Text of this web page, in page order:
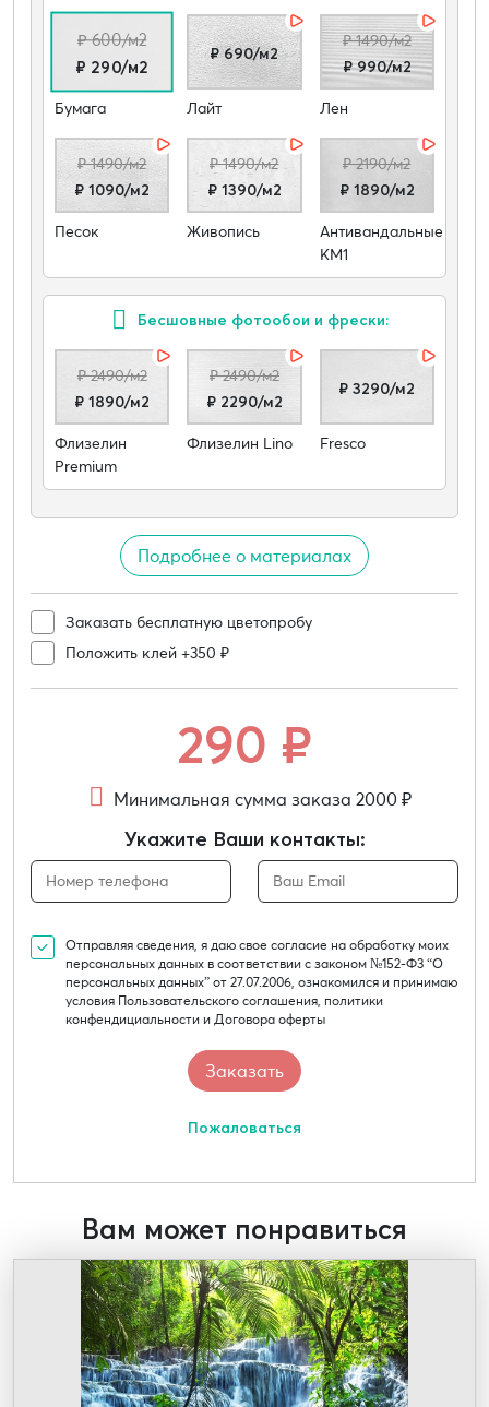
₽ 600/м2
₽ 290/м2
Бумага
₽ 690/м2
Лайт
₽ 1490/м2
₽ 990/м2
Лен
₽ 1490/м2
₽ 1090/м2
Песок
₽ 1490/м2
₽ 1390/м2
Живопись
₽ 2190/м2
₽ 1890/м2
Антивандальные
КМ1
Бесшовные фотообои и фрески:
₽ 2490/м2
₽ 1890/м2
Флизелин
Premium
₽ 2490/м2
₽ 2290/м2
Флизелин Lino
₽ 3290/м2
Fresco
Подробнее о материалах
Заказать бесплатную цветопробу
Положить клей +350 ₽
290 ₽
Минимальная сумма заказа 2000 ₽
Укажите Ваши контакты:
Отправляя сведения, я даю свое согласие на обработку моих
персональных данных в соответствии с законом №152-Ф3 “О
персональных данных” от 27.07.2006, ознакомился и принимаю
условия Пользовательского соглашения, политики
конфендициальности и Договора оферты
Пожаловаться
Вам может понравиться